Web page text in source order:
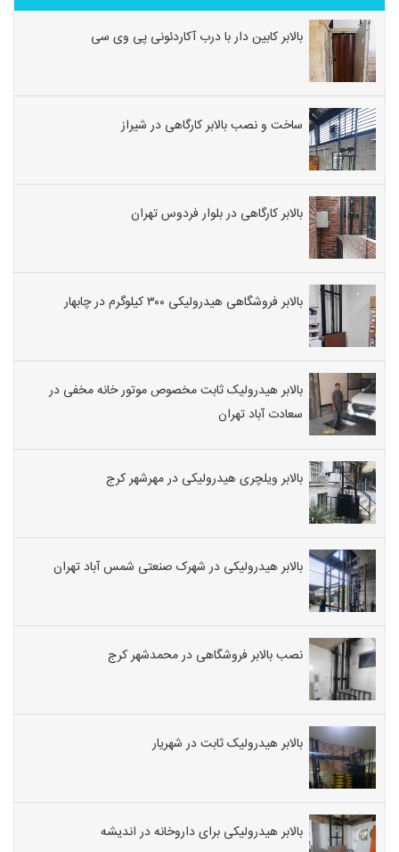
بالابر کابین دار با درب آکاردئونی پی وی سی
ساخت و نصب بالابر کارگاهی در شیراز
بالابر کارگاهی در بلوار فردوس تهران
بالابر فروشگاهی هیدرولیکی ۳۰۰ کیلوگرم در چابهار
بالابر هیدرولیک ثابت مخصوص موتور خانه مخفی در
سعادت آباد تهران
بالابر ویلچری هیدرولیکی در مهرشهر کرج
بالابر هیدرولیکی در شهرک صنعتی شمس آباد تهران
نصب بالابر فروشگاهی در محمدشهر کرج
بالابر هیدرولیک ثابت در شهریار
بالابر هیدرولیکی برای داروخانه در اندیشه